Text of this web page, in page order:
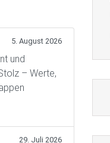
5. August 2026
und
– Werte,
29. Juli 2026